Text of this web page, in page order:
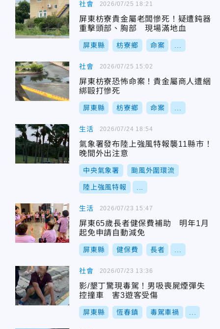
社會
屏東枋寮貴金屬老闆慘死！疑遭鈍器
重擊頭部、胸部 現場滿地血
屏東縣 枋寮鄉 命案
2026/07/25 18:21
社會
屏東枋寮恐怖命案！貴金屬商人遭綑
綁毆打慘死
屏東縣 枋寮鄉 命案
2026/07/25 15:02
生活
氣象署發布陸上強風特報襲11縣市！
晚間外出注意
中央氣象署 颱風外圍環流
陸上強風特報
2026/07/24 18:54
生活
屏東65歲長者健保費補助 明年1月
起免申請自動減免
屏東縣 健保費 長者
2026/07/23 15:47
社會
影/墾丁驚現毒駕！男吸喪屍煙彈失
控撞車 害3遊客受傷
屏東縣 恆春鎮 毒駕車禍
2026/07/23 13:36